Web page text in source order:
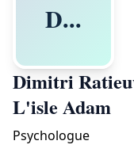
D...
Dimitri
L'isle Adam
Psychologue